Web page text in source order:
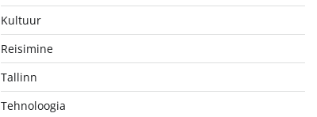
Kultuur
Reisimine
Tallinn
Tehnoloogia